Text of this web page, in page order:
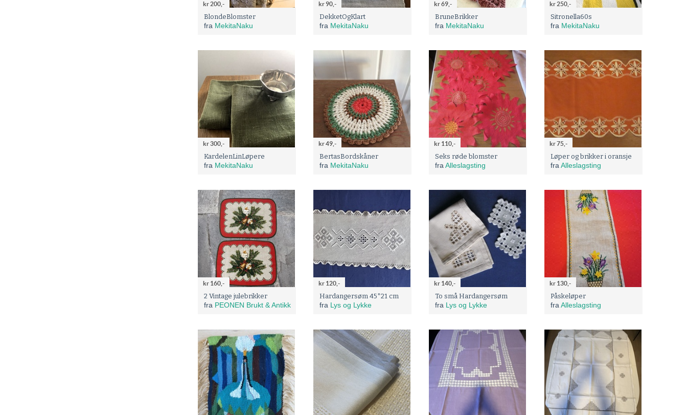
kr 200,-
BlondeBlomster
fra MekitaNaku
kr 90,-
DekketOgKlart
fra MekitaNaku
kr 69,-
BruneBrikker
fra MekitaNaku
kr 250,-
Sitronella60s
fra MekitaNaku
kr 300,-
KardelenLinLøpere
fra MekitaNaku
kr 49,-
BertasBordskåner
fra MekitaNaku
kr 110,-
Seks røde blomster
fra Alleslagsting
kr 75,-
Løper og brikker i oransje
fra Alleslagsting
kr 160,-
2 Vintage julebrikker
fra PEONEN Brukt & Antikk
kr 120,-
Hardangersøm 45*21 cm
fra Lys og Lykke
kr 140,-
To små Hardangersøm
fra Lys og Lykke
kr 130,-
Påskeløper
fra Alleslagsting